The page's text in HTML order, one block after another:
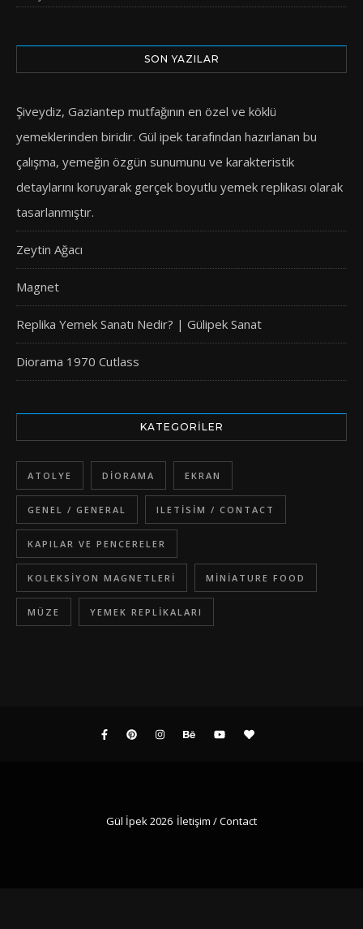
SON YAZILAR
Şiveydiz, Gaziantep mutfağının en özel ve köklü
yemeklerinden biridir. Gül ipek tarafından hazırlanan bu
çalışma, yemeğin özgün sunumunu ve karakteristik
detaylarını koruyarak gerçek boyutlu yemek replikası olarak
tasarlanmıştır.
Zeytin Ağacı
Magnet
Replika Yemek Sanatı Nedir? | Gülipek Sanat
Diorama 1970 Cutlass
KATEGORILER
ATOLYE DIORAMA EKRAN
GENEL / GENERAL ILETISIM / CONTACT
KAPILAR VE PENCERELER
KOLEKSIYON MAGNETLERI MINIATURE FOOD
MÜZE YEMEK REPLIKALARI
Gül İpek 2026 İletişim / Contact